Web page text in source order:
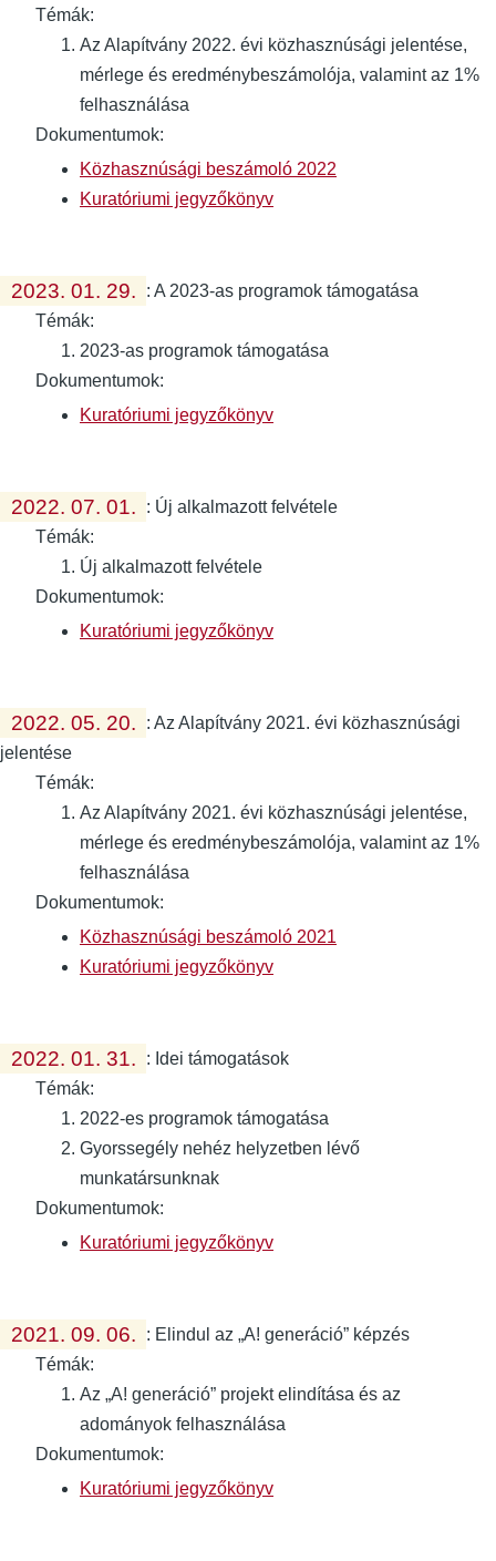
Témák:
Az Alapítvány 2022. évi közhasznúsági jelentése,
mérlege és eredménybeszámolója, valamint az 1%
felhasználása
Dokumentumok:
Közhasznúsági beszámoló 2022
Kuratóriumi jegyzőkönyv
2023. 01. 29. :A 2023-as programok támogatása
Témák:
2023-as programok támogatása
Dokumentumok:
Kuratóriumi jegyzőkönyv
2022. 07. 01. : Új alkalmazott felvétele
Témák:
Új alkalmazott felvétele
Dokumentumok:
Kuratóriumi jegyzőkönyv
2022. 05. 20. :Az Alapítvány 2021. évi közhasznúsági
jelentése
Témák:
Az Alapítvány 2021. évi közhasznúsági jelentése,
mérlege és eredménybeszámolója, valamint az 1%
felhasználása
Dokumentumok:
Közhasznúsági beszámoló 2021
Kuratóriumi jegyzőkönyv
2022. 01. 31. : Idei támogatások
Témák:
2022-es programok támogatása
Gyorssegély nehéz helyzetben lévő
munkatársunknak
Dokumentumok:
Kuratóriumi jegyzőkönyv
2021. 09. 06. : Elindul az „A! generáció” képzés
Témák:
Az „A! generáció” projekt elindítása és az
adományok felhasználása
Dokumentumok:
Kuratóriumi jegyzőkönyv